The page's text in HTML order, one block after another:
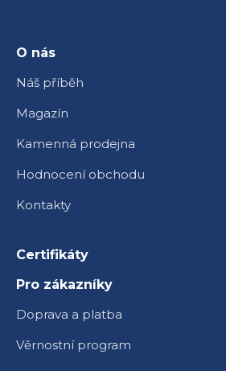
O nás
Náš příběh
Magazín
Kamenná prodejna
Hodnocení obchodu
Kontakty
Certifikáty
Pro zákazníky
Doprava a platba
Věrnostní program